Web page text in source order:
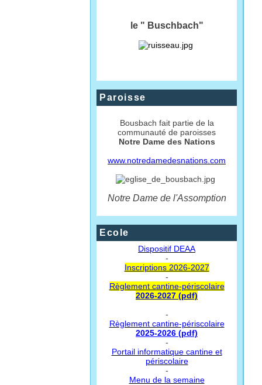
le " Buschbach"
Paroisse
Bousbach fait partie de la
communauté de paroisses
Notre Dame des Nations
www.notredamedesnations.com
Notre Dame de l'Assomption
Ecole
Dispositif DEAA
-
Inscriptions 2026-2027
-
Règlement cantine-périscolaire
2026-2027 (pdf)
-
Règlement cantine-périscolaire
2025-2026 (pdf)
-
Portail informatique cantine et
périscolaire
-
Menu de la semaine